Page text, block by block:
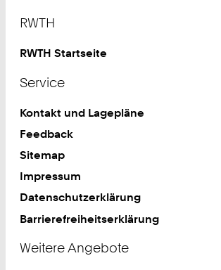
RWTH
RWTH Startseite
Service
Kontakt und Lagepläne
Feedback
Sitemap
Impressum
Datenschutzerklärung
Barrierefreiheitserklärung
Weitere Angebote